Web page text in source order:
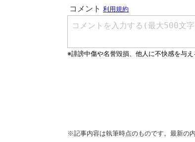
※記事内容は執筆時点のものです。最新の